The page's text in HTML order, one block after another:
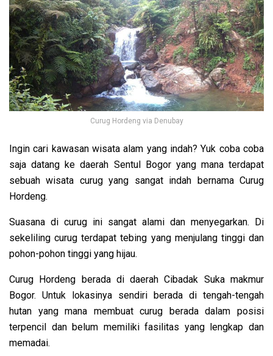
Curug Hordeng via Denubay
Ingin cari kawasan wisata alam yang indah? Yuk coba coba
saja datang ke daerah Sentul Bogor yang mana terdapat
sebuah wisata curug yang sangat indah bernama Curug
Hordeng.
Suasana di curug ini sangat alami dan menyegarkan. Di
sekeliling curug terdapat tebing yang menjulang tinggi dan
pohon-pohon tinggi yang hijau.
Curug Hordeng berada di daerah Cibadak Suka makmur
Bogor. Untuk lokasinya sendiri berada di tengah-tengah
hutan yang mana membuat curug berada dalam posisi
terpencil dan belum memiliki fasilitas yang lengkap dan
memadai.